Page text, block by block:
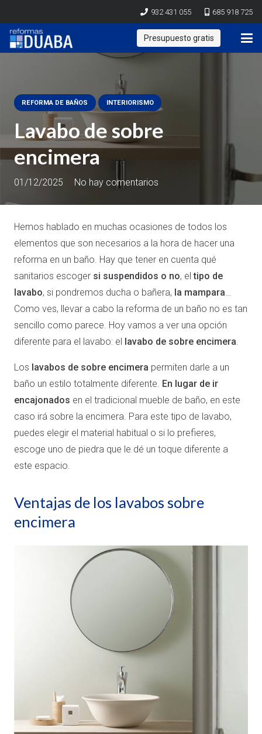
932 431 055 685 918 725
Presupuesto gratis
REFORMA DE BAÑOS INTERIORISMO
Lavabo de sobre
encimera
01/12/2025 No hay comentarios
Hemos hablado en muchas ocasiones de todos los
elementos que son necesarios a la hora de hacer una
reforma en un baño. Hay que tener en cuenta qué
sanitarios escoger si suspendidos o no, eltipo de
lavabo, si pondremos ducha o bañera, la mampara…
Como ves, llevar a cabo la reforma de un baño no es tan
sencillo como parece. Hoy vamos a ver una opción
diferente para el lavabo: el lavabo de sobre encimera.
Los lavabos de sobre encimera permiten darle a un
baño un estilo totalmente diferente. En lugar de ir
encajonados en el tradicional mueble de baño, en este
caso irá sobre la encimera. Para este tipo de lavabo,
puedes elegir el material habitual o si lo prefieres,
escoge uno de piedra que le dé un toque diferente a
este espacio.
Ventajas de los lavabos sobre
encimera